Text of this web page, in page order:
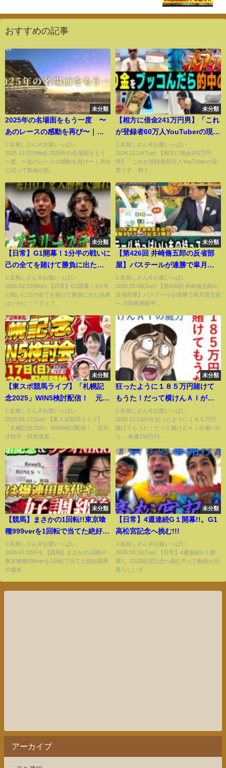
おすすめの記事
未分類
2025年の名場面をもう一度 〜
あのレースの感動を再び〜｜
JRA公式
1:名無しさん＠お腹いっぱい
2025.12.31(Wed) 2025年の名場面をもう
一度 〜あのレースの感動を再び〜｜JRA
公式って動画が話...
未分類
【相方に借金241万円男】「これ
が登録者60万人YouTuberの現実
です」朝イチから競馬に賭け続
けたら的中連発！絶好調男はプ
ラス収支で１日を終えられるの
1:名無しさん＠お腹いっぱい
2024.12.24(Tue) 【相方に借金241万円
男】「これが登録者60万人YouTuberの現
実です」朝イ...
未分類
【日常】G1開幕！1分半の戦いに
己の全てを賭けて勝負に出た結
果はいかに！？フェブラリーSま
での一週間日記。
1:名無しさん＠お腹いっぱい
2026.02.23(Mon) 【日常】G1開幕！1分半
の戦いに己の全てを賭けて勝負に出た結果
はいかに！？フェブ...
未分類
【第426回 井崎脩五郎の反省部
屋】バステールが連勝で皐月賞
主役へ 川田将雅騎手 ディープ記
念３勝目 バステールやっぱいい
もの持ってますよね…【弥生賞
1:名無しさん＠お腹いっぱい
2026.03.08(Sun) 【第426回 井崎脩五郎の
反省部屋】バステールが連勝で皐月賞主役
へ 川田将雅騎手...
未分類
【東スポ競馬ライブ】「札幌記
念2025」WIN5検討配信！ 元天
才騎手・田原成貴＆ 三嶋まりえ
記者＆朝日奈ゆう…豪華メンバ
ーで8/17(日)13:30～配信開始！
1:名無しさん＠お腹いっぱい
2025.08.17(Sun) 【東スポ競馬ライブ】
「札幌記念2025」WIN5検討配信！ 元天
才騎手・田原成貴...
未分類
狂ったように１８５万円賭けて
もうた！だって横けんＡＩが凄
いから… 毎週150万円勝負男の
激闘譜2025 2025年11月23日
1:名無しさん＠お腹いっぱい
2025.12.12(Fri) 狂ったように１８５万円
賭けてもうた！だって横けんＡＩが凄いか
ら… 毎週150万円...
未分類
【競馬】まさかの1回転!!東京喰
種999verを1回転で当てた絶好調
男の週末...
1:名無しさん＠お腹いっぱい
2026.07.03(Fri) 【競馬】まさかの1回転!!
東京喰種999verを1回転で当てた絶好調男
の週末.....
未分類
【日常】4週連続G１開幕!!。G1
高松宮記念へ挑む!!!
1:名無しさん＠お腹いっぱい
2026.03.31(Tue) 【日常】4週連続G１開
幕!!。G1高松宮記念へ挑む!!!って動画が話
題らしいぞ ...
アーカイブ